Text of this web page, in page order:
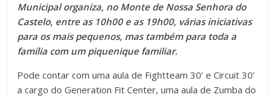
Municipal organiza, no Monte de Nossa Senhora do
Castelo, entre as 10h00 e as 19h00, várias iniciativas
para os mais pequenos, mas também para toda a
família com um piquenique familiar.
Pode contar com uma aula de Fightteam 30’ e Circuit 30’
a cargo do Generation Fit Center, uma aula de Zumba do